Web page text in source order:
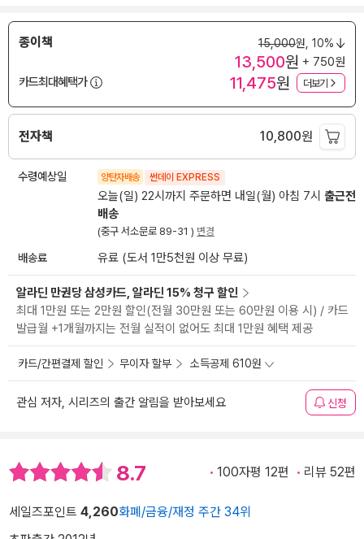
종이책 15,000원, 10%
13,500원 + 750원
카드최대혜택가
11,475원 더보기
전자책 10,800원
수령예상일 양탄자배송 썬데이 EXPRESS
오늘(일) 22시까지 주문하면 내일(월) 아침 7시 출근전
배송
(중구 서소문로 89-31 ) 변경
배송료 유료 (도서 1만5천원 이상 무료)
알라딘 만권당 삼성카드, 알라딘 15% 청구 할인
최대 1만원 또는 2만원 할인(전월 30만원 또는 60만원 이용 시) / 카드
발급월 +1개월까지는 전월 실적이 없어도 최대 1만원 혜택 제공
카드/간편결제 할인 무이자 할부 소득공제 610원
관심 저자, 시리즈의 출간 알림을 받아보세요 신청
8.7 100자평 12편 리뷰 52편
세일즈포인트 4,260화폐/금융/재정 주간 34위